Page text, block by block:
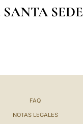
SANTA SEDE
FAQ
NOTAS LEGALES